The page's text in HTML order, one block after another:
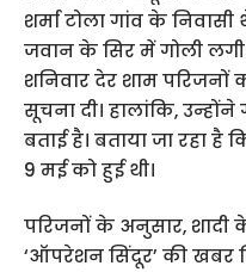
शर्मा टोला गांव के
जवान के सिर में गोली
शनिवार देर शाम परिजनों
सूचना दी। हालांकि,
बताई है। बताया जा रहा है
9 मई को हुई थी।
परिजनों के अनुसार, शादी
‘ऑपरेशन सिंदूर’ की खबर